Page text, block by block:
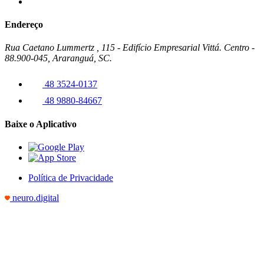
Endereço
Rua Caetano Lummertz , 115 - Edifício Empresarial Vittá. Centro -
88.900-045, Araranguá, SC.
48 3524-0137
48 9880-84667
Baixe o Aplicativo
Política de Privacidade
neuro.digital